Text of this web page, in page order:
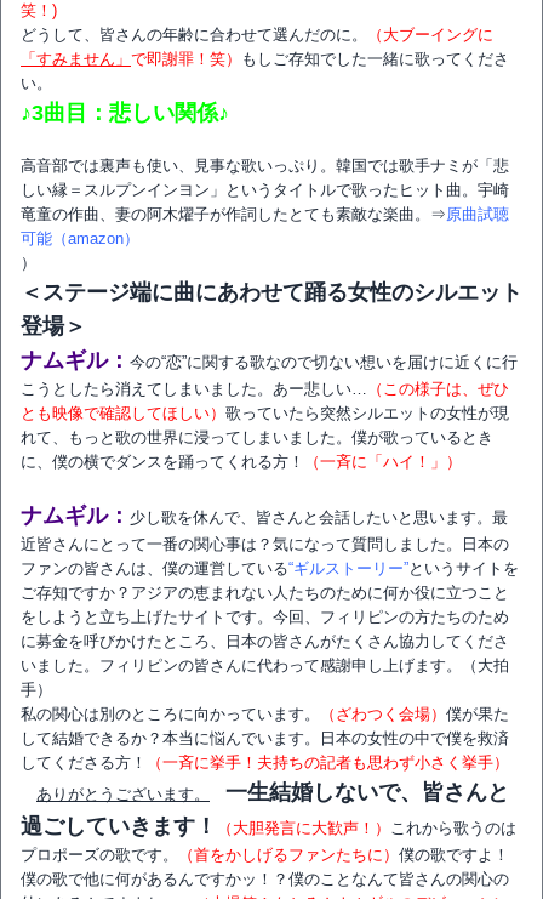
笑！)
どうして、皆さんの年齢に合わせて選んだのに。
（大ブーイングに
「すみません」 で即謝罪！笑）
もしご存知でした一緒に歌ってくださ
い。
♪3曲目：悲しい関係♪
高音部では裏声も使い、見事な歌いっぷり。韓国では歌手ナミが「悲
しい縁＝スルプンインヨン」というタイトルで歌ったヒット曲。宇崎
竜童の作曲、妻の阿木燿子が作詞したとても素敵な楽曲。⇒原曲試聴
可能（amazon）
）
＜ステージ端に曲にあわせて踊る女性のシルエット
登場＞
ナムギル： 今の“恋”に関する歌なので切ない想いを届けに近くに行
こうとしたら消えてしまいました。あー悲しい… （この様子は、ぜひ
とも映像で確認してほしい） 歌っていたら突然シルエットの女性が現
れて、もっと歌の世界に浸ってしまいました。僕が歌っているとき
に、僕の横でダンスを踊ってくれる方！
（一斉に「ハイ！」）
ナムギル： 少し歌を休んで、皆さんと会話したいと思います。最
近皆さんにとって一番の関心事は？気になって質問しました。日本の
ファンの皆さんは、僕の運営している“ギルストーリー”というサイトを
ご存知ですか？アジアの恵まれない人たちのために何か役に立つこと
をしようと立ち上げたサイトです。今回、フィリピンの方たちのため
に募金を呼びかけたところ、日本の皆さんがたくさん協力してくださ
いました。フィリピンの皆さんに代わって感謝申し上げます。（大拍
手）
私の関心は別のところに向かっています。
（ざわつく会場） 僕が果た
して結婚できるか？本当に悩んでいます。日本の女性の中で僕を救済
してくださる方！
（一斉に挙手！夫持ちの記者も思わず小さく挙手）
ありがとうございます。
一生結婚しないで、皆さんと
過ごしていきます！
（大胆発言に大歓声！） これから歌うのは
プロポーズの歌です。
（首をかしげるファンたちに） 僕の歌ですよ！
僕の歌で他に何があるんですかッ！？僕のことなんて皆さんの関心の